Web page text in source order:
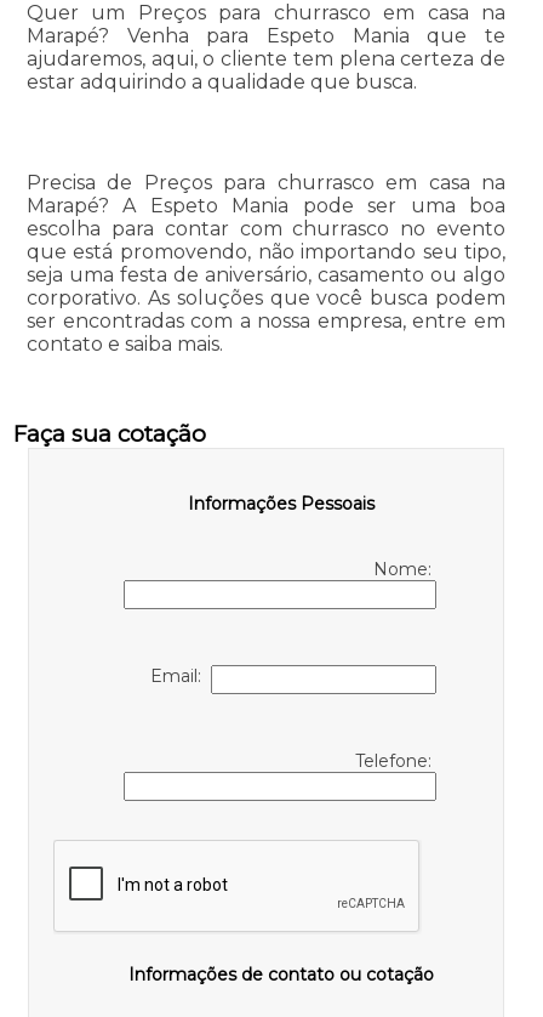
Quer um Preços para churrasco em casa na
Marapé? Venha para Espeto Mania que te
ajudaremos, aqui, o cliente tem plena certeza de
estar adquirindo a qualidade que busca.
Precisa de Preços para churrasco em casa na
Marapé? A Espeto Mania pode ser uma boa
escolha para contar com churrasco no evento
que está promovendo, não importando seu tipo,
seja uma festa de aniversário, casamento ou algo
corporativo. As soluções que você busca podem
ser encontradas com a nossa empresa, entre em
contato e saiba mais.
Faça sua cotação
Informações Pessoais
Nome:
Email:
Telefone:
Informações de contato ou cotação